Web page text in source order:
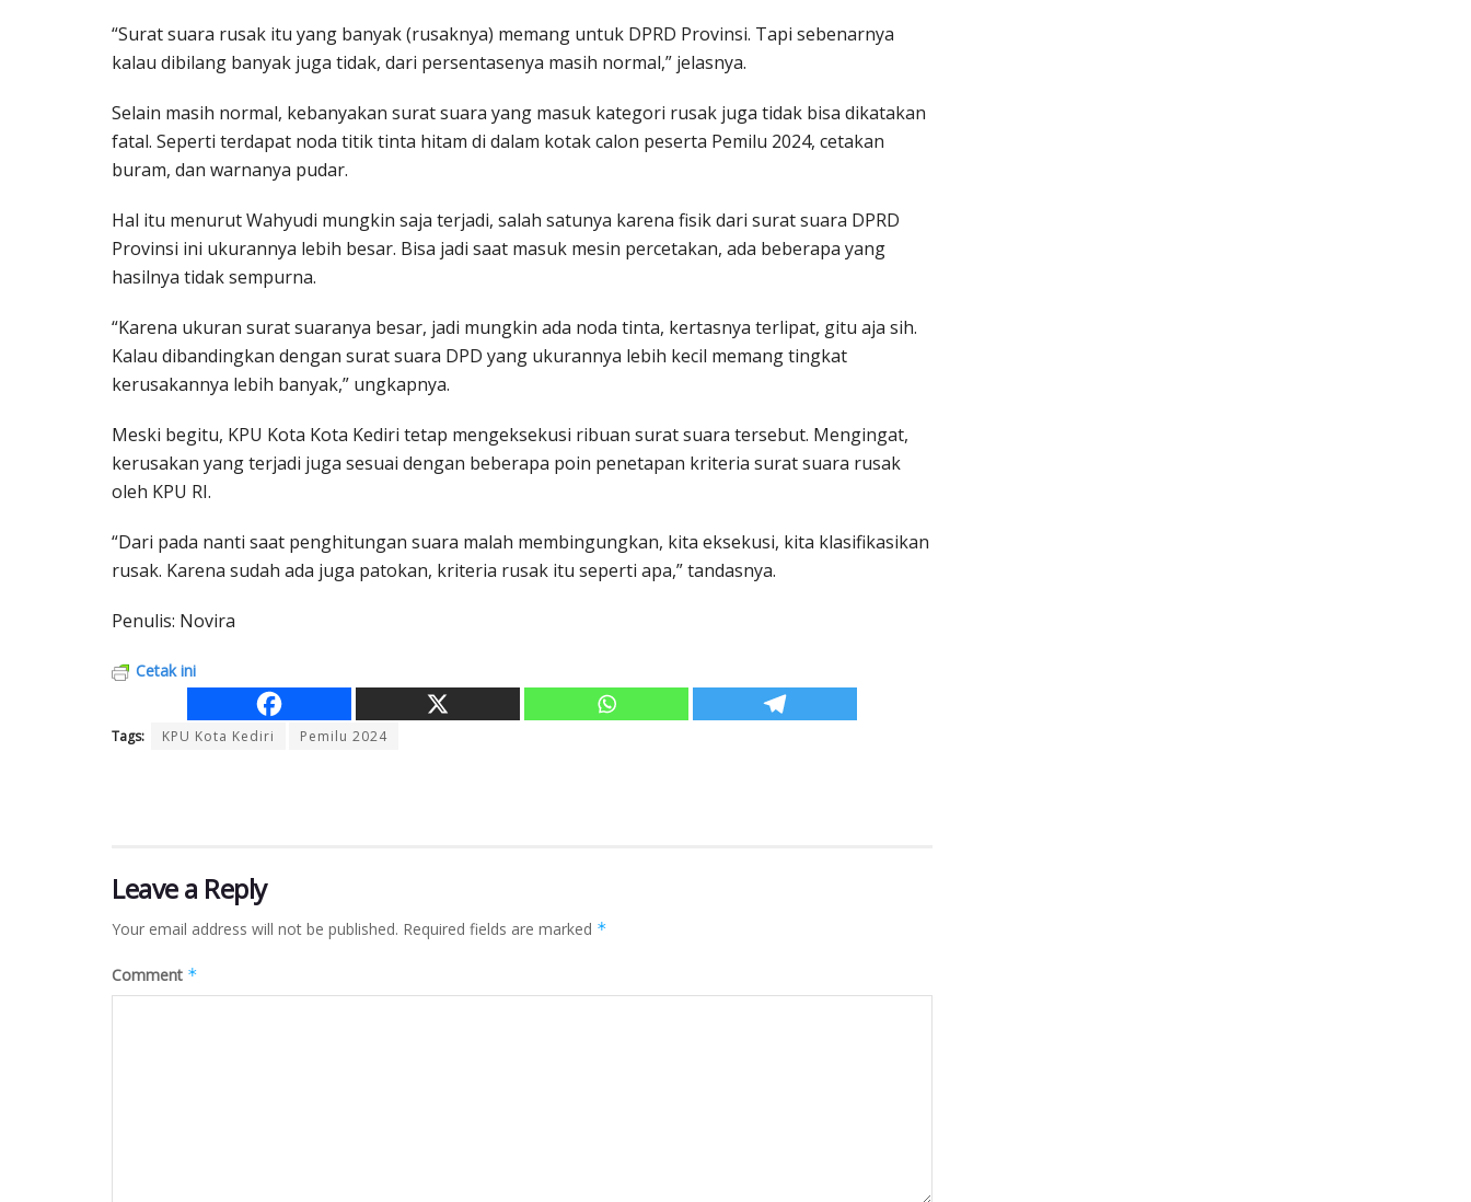
“Surat suara rusak itu yang banyak (rusaknya) memang untuk DPRD Provinsi. Tapi sebenarnya
kalau dibilang banyak juga tidak, dari persentasenya masih normal,” jelasnya.
Selain masih normal, kebanyakan surat suara yang masuk kategori rusak juga tidak bisa dikatakan
fatal. Seperti terdapat noda titik tinta hitam di dalam kotak calon peserta Pemilu 2024, cetakan
buram, dan warnanya pudar.
Hal itu menurut Wahyudi mungkin saja terjadi, salah satunya karena fisik dari surat suara DPRD
Provinsi ini ukurannya lebih besar. Bisa jadi saat masuk mesin percetakan, ada beberapa yang
hasilnya tidak sempurna.
“Karena ukuran surat suaranya besar, jadi mungkin ada noda tinta, kertasnya terlipat, gitu aja sih.
Kalau dibandingkan dengan surat suara DPD yang ukurannya lebih kecil memang tingkat
kerusakannya lebih banyak,” ungkapnya.
Meski begitu, KPU Kota Kota Kediri tetap mengeksekusi ribuan surat suara tersebut. Mengingat,
kerusakan yang terjadi juga sesuai dengan beberapa poin penetapan kriteria surat suara rusak
oleh KPU RI.
“Dari pada nanti saat penghitungan suara malah membingungkan, kita eksekusi, kita klasifikasikan
rusak. Karena sudah ada juga patokan, kriteria rusak itu seperti apa,” tandasnya.
Penulis: Novira
Cetak ini
Tags: KPU Kota Kediri Pemilu 2024
Leave a Reply
Your email address will not be published. Required fields are marked *
Comment *